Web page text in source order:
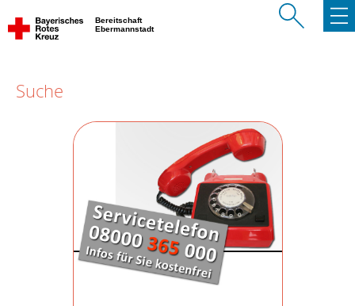
Bereitschaft
Ebermannstadt
Suche